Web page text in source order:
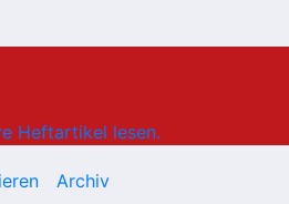
Heftartikel lesen.
Archiv